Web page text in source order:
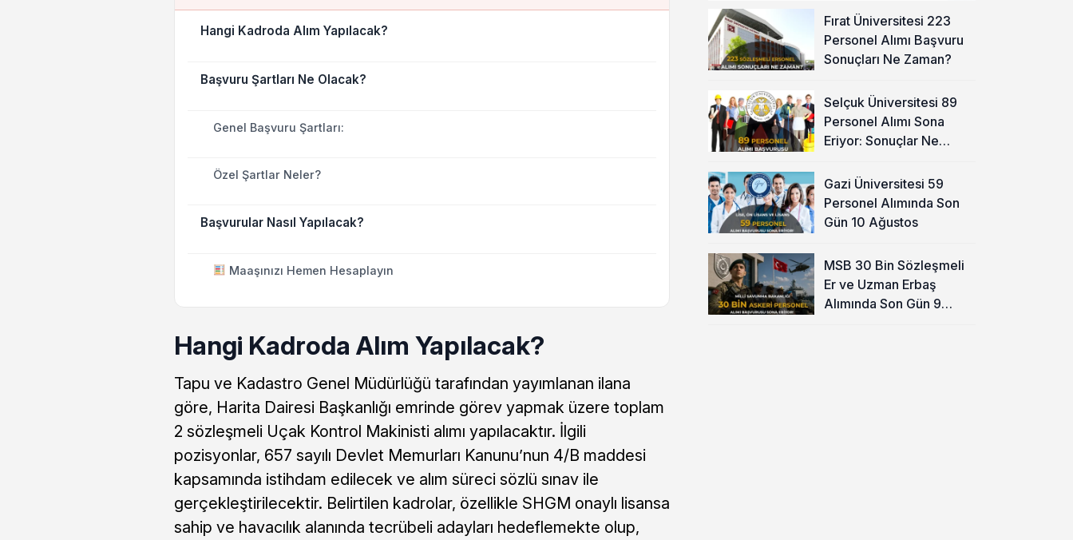
Hangi Kadroda Alım Yapılacak?
Başvuru Şartları Ne Olacak?
Genel Başvuru Şartları:
Özel Şartlar Neler?
Başvurular Nasıl Yapılacak?
Maaşınızı Hemen Hesaplayın
Hangi Kadroda Alım Yapılacak?
Tapu ve Kadastro Genel Müdürlüğü tarafından yayımlanan ilana
göre, Harita Dairesi Başkanlığı emrinde görev yapmak üzere toplam
2 sözleşmeli Uçak Kontrol Makinisti alımı yapılacaktır. İlgili
pozisyonlar, 657 sayılı Devlet Memurları Kanunu’nun 4/B maddesi
kapsamında istihdam edilecek ve alım süreci sözlü sınav ile
gerçekleştirilecektir. Belirtilen kadrolar, özellikle SHGM onaylı lisansa
sahip ve havacılık alanında tecrübeli adayları hedeflemekte olup,
Fırat Üniversitesi 223
Personel Alımı Başvuru
Sonuçları Ne Zaman?
Selçuk Üniversitesi 89
Personel Alımı Sona
Eriyor: Sonuçlar Ne
Gazi Üniversitesi 59
Personel Alımında Son
Gün 10 Ağustos
MSB 30 Bin Sözleşmeli
Er ve Uzman Erbaş
Alımında Son Gün 9